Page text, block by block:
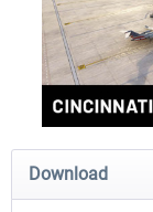
Download